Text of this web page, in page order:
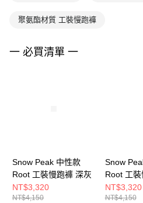
聚氨酯材質 工裝慢跑褲
一 必買清單 一
Snow Peak 中性款
Root 工裝慢跑褲 深灰
NT$3,320
NT$4,150
Snow
Root 工
NT$3,320
NT$4,150